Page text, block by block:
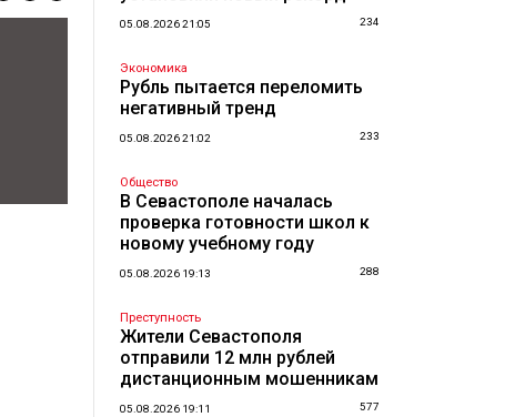
05.08.2026 21:05 234
Экономика
Рубль пытается переломить
негативный тренд
05.08.2026 21:02 233
Общество
В Севастополе началась
проверка готовности школ к
новому учебному году
05.08.2026 19:13 288
Преступность
Жители Севастополя
отправили 12 млн рублей
дистанционным мошенникам
05.08.2026 19:11 577